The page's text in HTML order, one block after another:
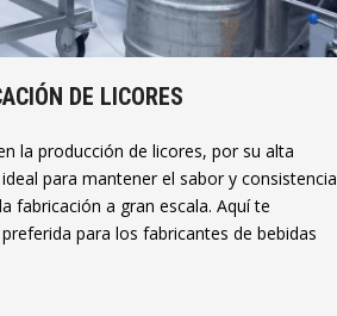
DE LICORES
la producción de licores, por su alta
para mantener el sabor y consistencia
fabricación a gran escala. Aquí te
para los fabricantes de bebidas